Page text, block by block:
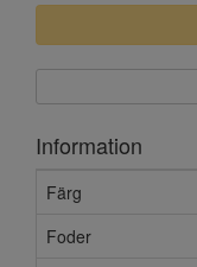
Information
Färg
Foder